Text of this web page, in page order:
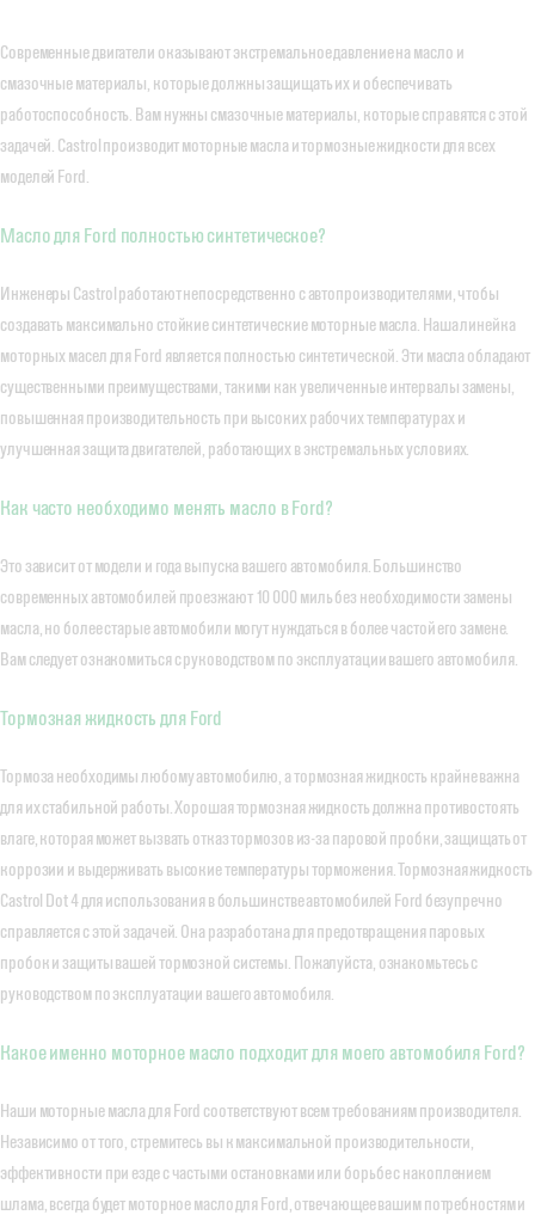
Современные двигатели оказывают экстремальное давление на масло и
смазочные материалы, которые должны защищать их и обеспечивать
работоспособность. Вам нужны смазочные материалы, которые справятся с этой
задачей. Castrol производит моторные масла и тормозные жидкости для всех
моделей Ford.
Масло для Ford полностью синтетическое?
Инженеры Castrol работают непосредственно с автопроизводителями, чтобы
создавать максимально стойкие синтетические моторные масла. Наша линейка
моторных масел для Ford является полностью синтетической. Эти масла обладают
существенными преимуществами, такими как увеличенные интервалы замены,
повышенная производительность при высоких рабочих температурах и
улучшенная защита двигателей, работающих в экстремальных условиях.
Как часто необходимо менять масло в Ford?
Это зависит от модели и года выпуска вашего автомобиля. Большинство
современных автомобилей проезжают 10 000 миль без необходимости замены
масла, но более старые автомобили могут нуждаться в более частой его замене.
Вам следует ознакомиться с руководством по эксплуатации вашего автомобиля.
Тормозная жидкость для Ford
Тормоза необходимы любому автомобилю, а тормозная жидкость крайне важна
для их стабильной работы. Хорошая тормозная жидкость должна противостоять
влаге, которая может вызвать отказ тормозов из-за паровой пробки, защищать от
коррозии и выдерживать высокие температуры торможения. Тормозная жидкость
Castrol Dot 4 для использования в большинстве автомобилей Ford безупречно
справляется с этой задачей. Она разработана для предотвращения паровых
пробок и защиты вашей тормозной системы. Пожалуйста, ознакомьтесь с
руководством по эксплуатации вашего автомобиля.
Какое именно моторное масло подходит для моего автомобиля Ford?
Наши моторные масла для Ford соответствуют всем требованиям производителя.
Независимо от того, стремитесь вы к максимальной производительности,
эффективности при езде с частыми остановками или борьбе с накоплением
шлама, всегда будет моторное масло для Ford, отвечающее вашим потребностям и